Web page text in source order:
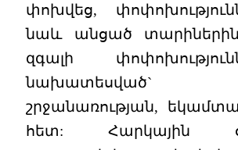
փոխվեց,
նաև անցած
զգալի
նախատեսված`
շրջանառության,
հետ: Հարկային